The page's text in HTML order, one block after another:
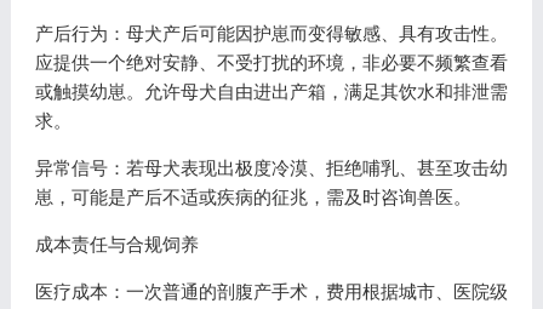
产后行为：母犬产后可能因护崽而变得敏感、具有攻击性。
应提供一个绝对安静、不受打扰的环境，非必要不频繁查看
或触摸幼崽。允许母犬自由进出产箱，满足其饮水和排泄需
求。
异常信号：若母犬表现出极度冷漠、拒绝哺乳、甚至攻击幼
崽，可能是产后不适或疾病的征兆，需及时咨询兽医。
成本责任与合规饲养
医疗成本：一次普通的剖腹产手术，费用根据城市、医院级